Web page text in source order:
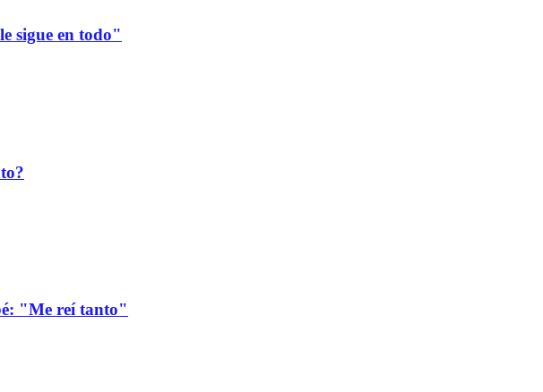
sigue en todo"
"Me reí tanto"